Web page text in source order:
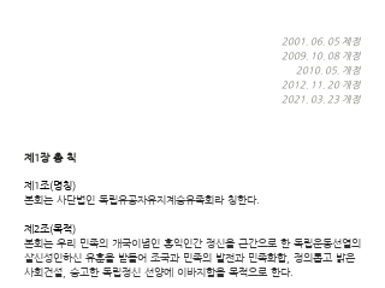
2001. 06. 05 제정
2009. 10. 08개정
2010. 05. 개정
2012. 11. 20개정
2021. 03. 23개정
제1장 총 칙
제1조(명칭)
본회는 사단법인 독립유공자유지계승유족회라 칭한다.
제2조(목적)
본회는 우리 민족의 개국이념인 홍익인간 정신을 근간으로 한 독립운동선열의
살신성인하신 유훈을 받들어 조국과 민족의 발전과 민족화합, 정의롭고 밝은
사회건설, 숭고한 독립정신 선양에 이바지함을 목적으로 한다.